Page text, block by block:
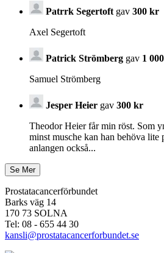
Patrrk Segertoft gav 300 kr
Axel Segertoft
Patrick Strömberg gav 1
Samuel Strömberg
Jesper Heier gav 300 kr
Theodor Heier får min röst. Som
minst musche kan han behöva lite
anlangen också...
Prostatacancerförbundet
Barks väg 14
170 73 SOLNA
Tel: 08 - 655 44 30
kansli@prostatacancerforbundet.se